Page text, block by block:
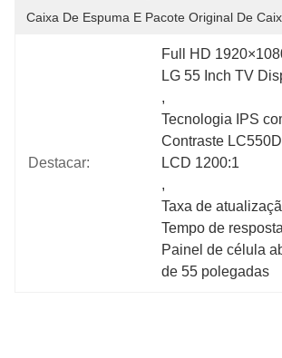
Caixa De Espuma E Pacote Original De
Destacar:
Full HD
LG 55 Inch TV
,
Tecnologia IPS
Contraste
LCD 1200:1
,
Taxa de
Tempo de
Painel de célula
de 55 polegadas